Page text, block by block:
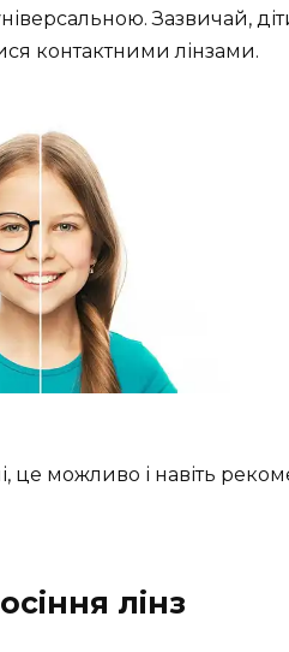
Зазвичай,
контактними лінзами.
це можливо і навіть
лінз